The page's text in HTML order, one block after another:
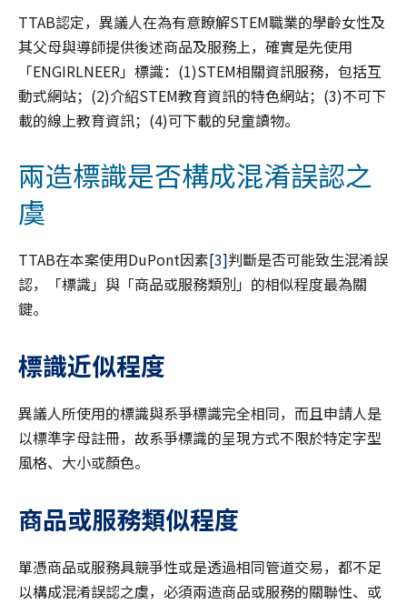
TTAB認定，異議人在為有意瞭解STEM職業的學齡女性及
其父母與導師提供後述商品及服務上，確實是先使用
「ENGIRLNEER」標識：(1)STEM相關資訊服務，包括互
動式網站；(2)介紹STEM教育資訊的特色網站；(3)不可下
載的線上教育資訊；(4)可下載的兒童讀物。
兩造標識是否構成混淆誤認之
虞
TTAB在本案使用DuPont因素[3]判斷是否可能致生混淆誤
認，「標識」與「商品或服務類別」的相似程度最為關
鍵。
標識近似程度
異議人所使用的標識與系爭標識完全相同，而且申請人是
以標準字母註冊，故系爭標識的呈現方式不限於特定字型
風格、大小或顏色。
商品或服務類似程度
單憑商品或服務具競爭性或是透過相同管道交易，都不足
以構成混淆誤認之虞，必須兩造商品或服務的關聯性、或